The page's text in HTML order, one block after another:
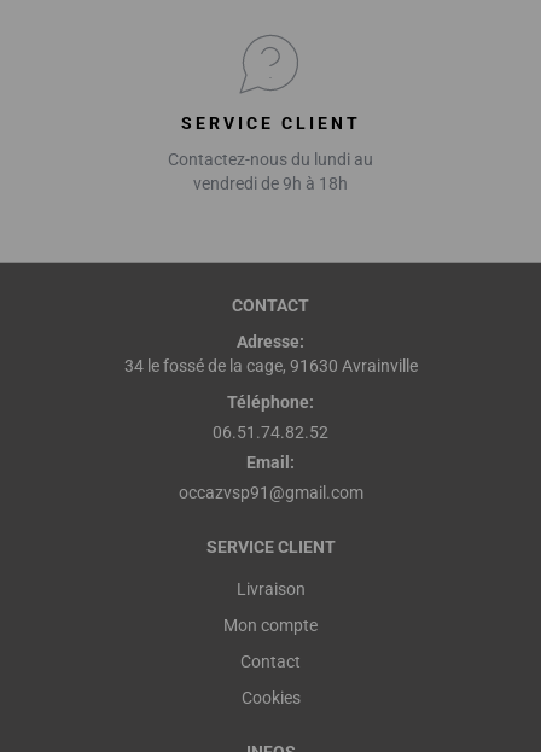
SERVICE CLIENT
Contactez-nous du lundi au
vendredi de 9h à 18h
CONTACT
Adresse:
34 le fossé de la cage, 91630 Avrainville
Téléphone:
06.51.74.82.52
Email:
occazvsp91@gmail.com
SERVICE CLIENT
Livraison
Mon compte
Contact
Cookies